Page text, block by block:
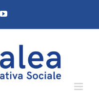
YouTube